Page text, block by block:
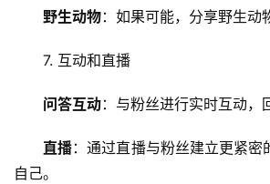
D
野生动物：如果可能，分享野生动
7. 互动和直播
问答互动：与粉丝进行实时互动，
直播：通过直播与粉丝建立更紧密
自己。